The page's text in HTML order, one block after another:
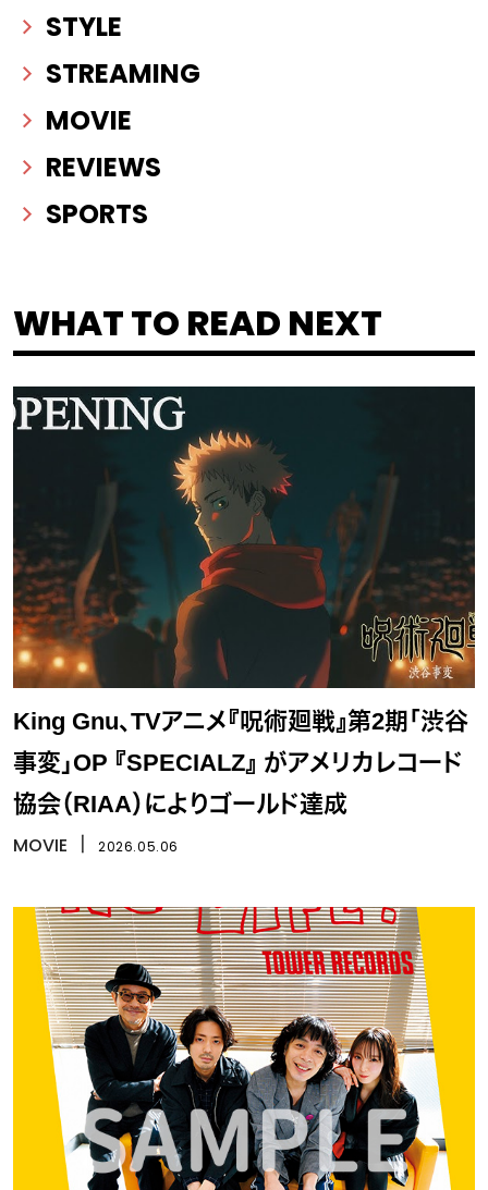
STYLE
STREAMING
MOVIE
REVIEWS
SPORTS
WHAT TO READ NEXT
King Gnu、TVアニメ『呪術廻戦』第2期「渋谷
事変」OP 『SPECIALZ』 がアメリカレコード
協会（RIAA）によりゴールド達成
MOVIE 2026.05.06